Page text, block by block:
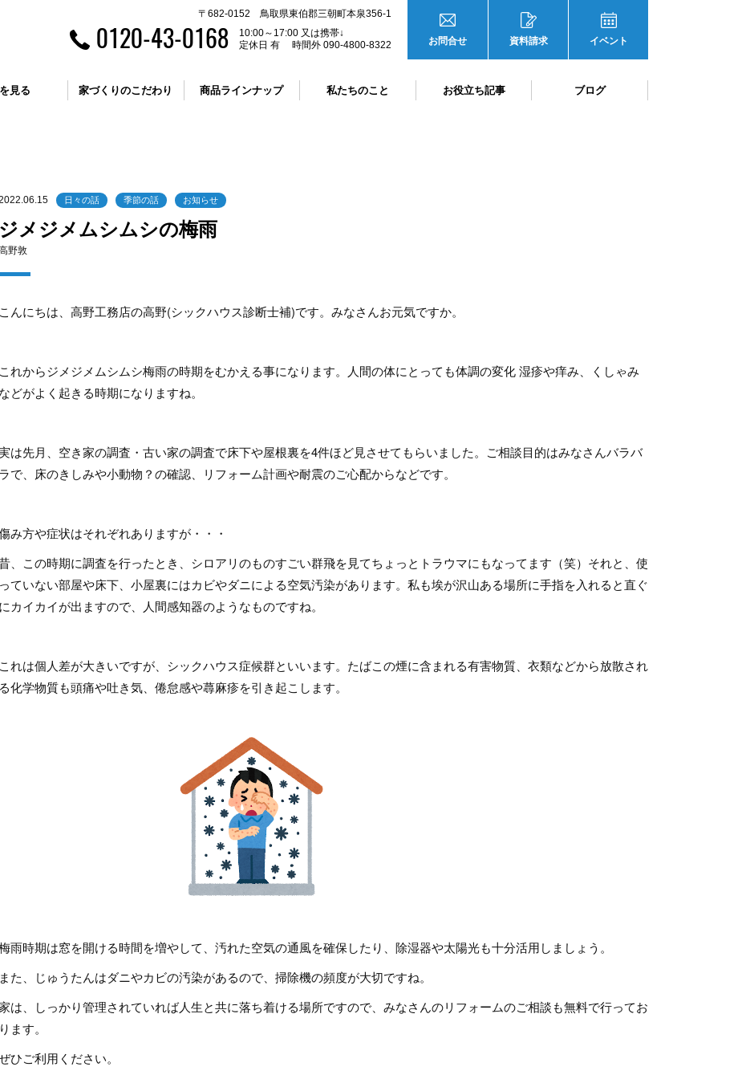
〒682-0152 鳥取県東伯郡三朝町本泉356-1
0120-43-0168
10:00～17:00 又は携帯↓
定休日 有 時間外 090-4800-8322
見る 家づくりのこだわり 商品ラインナップ 私たちのこと お役立ち記事 ブログ
お問合せ 資料請求 イベント
日々の話 季節の話 お知らせ
ジメジメムシムシの梅雨
野敦
こんにちは、高野工務店の高野(シックハウス診断士補)です。みなさんお元気ですか。
これからジメジメムシムシ梅雨の時期をむかえる事になります。人間の体にとっても体調の変化 湿疹や痒み、くしゃみ
などがよく起きる時期になりますね。
は先月、空き家の調査・古い家の調査で床下や屋根裏を4件ほど見させてもらいました。ご相談目的はみなさんバラバ
ラで、床のきしみや小動物？の確認、リフォーム計画や耐震のご心配からなどです。
み方や症状はそれぞれありますが・・・
、この時期に調査を行ったとき、シロアリのものすごい群飛を見てちょっとトラウマにもなってます（笑）それと、使
っていない部屋や床下、小屋裏にはカビやダニによる空気汚染があります。私も埃が沢山ある場所に手指を入れると直ぐ
にカイカイが出ますので、人間感知器のようなものですね。
これは個人差が大きいですが、シックハウス症候群といいます。たばこの煙に含まれる有害物質、衣類などから放散され
る化学物質も頭痛や吐き気、倦怠感や蕁麻疹を引き起こします。
雨時期は窓を開ける時間を増やして、汚れた空気の通風を確保したり、除湿器や太陽光も十分活用しましょう。
また、じゅうたんはダニやカビの汚染があるので、掃除機の頻度が大切ですね。
は、しっかり管理されていれば人生と共に落ち着ける場所ですので、みなさんのリフォームのご相談も無料で行ってお
ります。
ひご利用ください。